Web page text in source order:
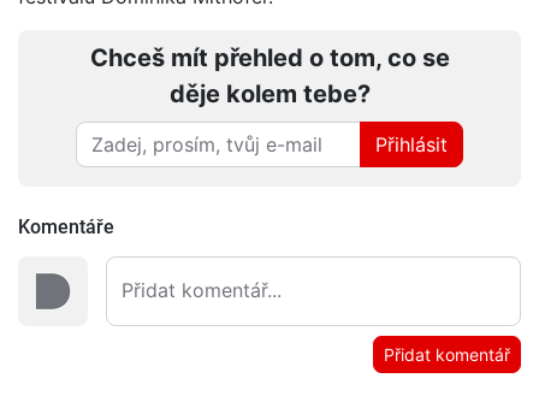
Chceš mít přehled o tom, co se
děje kolem tebe?
Přihlásit
Komentáře
Přidat komentář